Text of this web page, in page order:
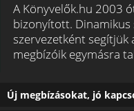
A Könyvelők.hu 2003
bizonyított. Dinamikus
szervezetként segítjük
megbízóik egymásra
Új megbízásokat, jó